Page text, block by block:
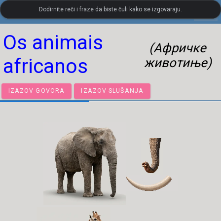
LanguageGuide.org•Португалски визуелни речник
Os animais
africanos
(Афричке
животиње)
IZAZOV GOVORA
Dodirnite reči i fraze da biste čuli kako se izgovaraju.